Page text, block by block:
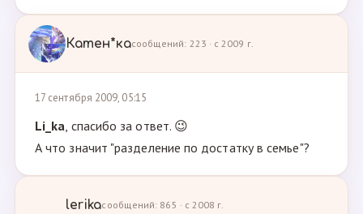
Катен*касообщений: 223 · с 2009 г.
17 сентября 2009, 05:15
Li_ka, спасибо за ответ. 😉
А что значит "разделение по достатку в семье"?
lerikaсообщений: 865 · с 2008 г.